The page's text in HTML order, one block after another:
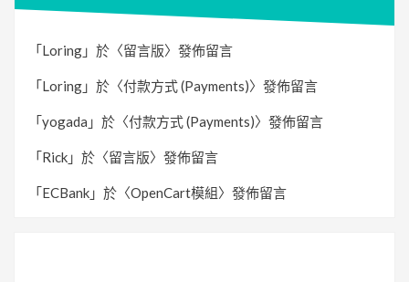
「 Loring 」於〈留言版〉發佈留言
「 Loring 」於〈付款方式 (Payments)〉發佈留言
「 yogada 」於〈付款方式 (Payments)〉發佈留言
「 Rick 」於〈留言版〉發佈留言
「 ECBank 」於〈OpenCart模組〉發佈留言